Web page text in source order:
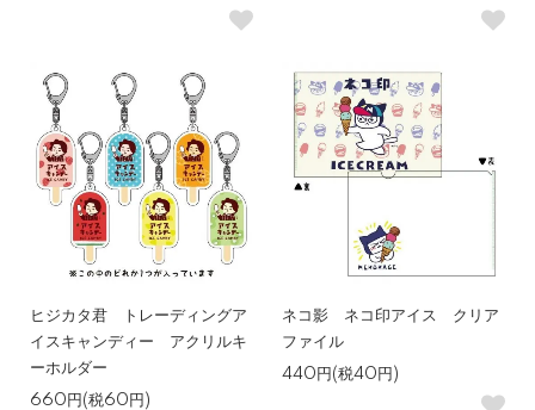
ヒジカタ君 トレーディングア
イスキャンディー アクリルキ
ーホルダー
660円(税60円)
ネコ影 ネコ印アイス クリア
ファイル
440円(税40円)